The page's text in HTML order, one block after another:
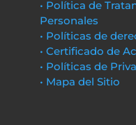
• Política de
Personales
• Políticas de
• Certificado de
• Políticas de
• Mapa del Sitio